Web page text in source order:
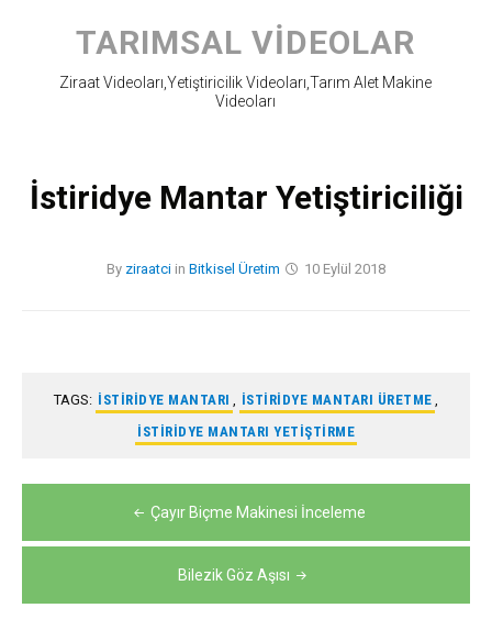
content
TARIMSAL VIDEOLAR
Ziraat Videoları,Yetiştiricilik Videoları,Tarım Alet Makine
Videoları
İstiridye Mantar Yetiştiriciliği
By ziraatci in Bitkisel Üretim 10 Eylül 2018
TAGS: ISTIRIDYE MANTARI , ISTIRIDYE MANTARI ÜRETME ,
ISTIRIDYE MANTARI YETIŞTIRME
gezinmesi
Çayır Biçme Makinesi İnceleme
Bilezik Göz Aşısı